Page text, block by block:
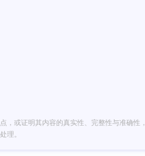
或证明其内容的真实性、完整性与准确性
理。